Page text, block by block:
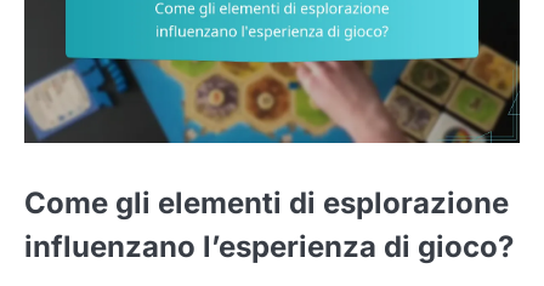
Come gli elementi di esplorazione
influenzano l’esperienza di gioco?